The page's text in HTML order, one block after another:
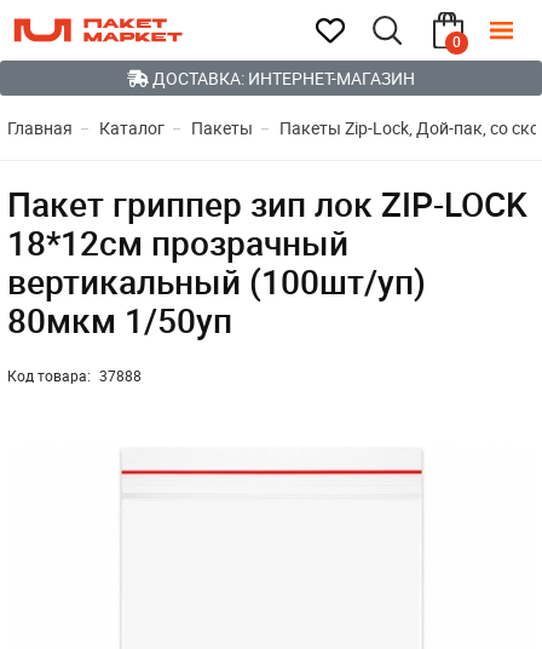
0
ДОСТАВКА: ИНТЕРНЕТ-МАГАЗИН
Главная Каталог Пакеты Пакеты Zip-Lock, Дой-пак, со
Пакет гриппер зип лок ZIP-LOCK
18*12см прозрачный
вертикальный (100шт/уп)
80мкм 1/50уп
Код товара: 37888